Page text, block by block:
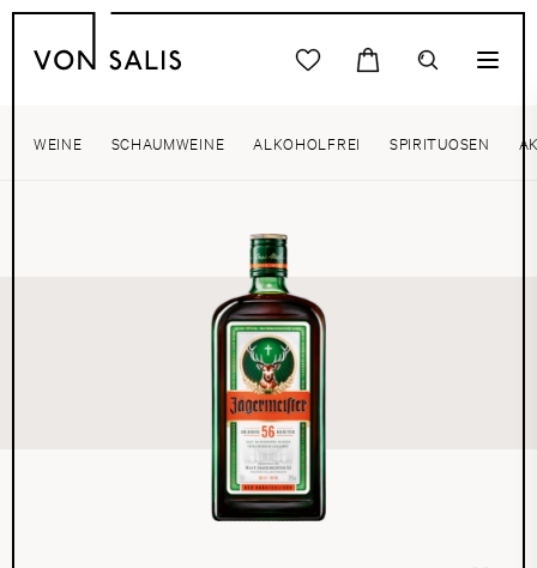
WEINE SCHAUMWEINE ALKOHOLFREI SPIRITUOSEN